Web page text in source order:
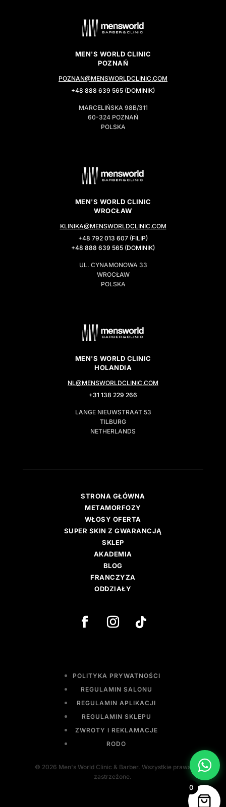
MEN'S WORLD CLINIC
POZNAŃ
POZNAN@MENSWORLDCLINIC.COM
+48 888 639 565 (DOMINIK)
MARCELIŃSKA 98B/311
60-324 POZNAŃ
POLSKA
MEN'S WORLD CLINIC
WROCŁAW
KLINIKA@MENSWORLDCLINIC.COM
+48 792 013 607 (FILIP)
+48 888 639 565 (DOMINIK)
UL. CYNAMONOWA 33
WROCŁAW
POLSKA
MEN'S WORLD CLINIC
HOLANDIA
NL@MENSWORLDCLINIC.COM
+31 138 229 266
LANGE NIEUWSTRAAT 53
TILBURG
NETHERLANDS
STRONA GŁÓWNA
METAMORFOZY
WŁOSY OFERTA
SUPER SKIN Z GWARANCJĄ
SKLEP
AKADEMIA
BLOG
FRANCZYZA
ODDZIAŁY
POLITYKA PRYWATNOŚCI
REGULAMIN SALONU
REGULAMIN APLIKACJI
REGULAMIN SKLEPU
ZWROTY I REKLAMACJE
RODO
© 2026 Men's World Clinic & Barber. Wszystkie prawa
zastrzeżone.
0